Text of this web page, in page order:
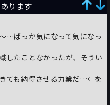
ります
…ばっか気になって気になっ
したことなかったが、そうい
ても納得させる力業だ…←を